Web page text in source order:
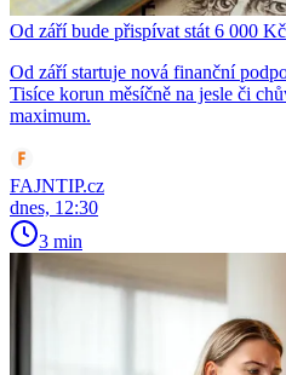
Od září bude přispívat stát 6 000
Od září startuje nová finanční
Tisíce korun měsíčně na jesle či
maximum.
FAJNTIP.cz
dnes, 12:30
3 min